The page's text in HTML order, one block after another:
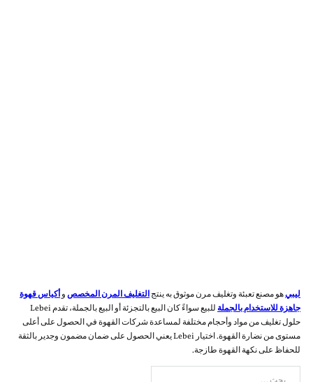
ليبيهو مصنع تعبئة وتغليف مرن موثوق به ينتجالتغليف المرن المخصصوأكياس قهوة
جاهزة للاستخدام بالجملة
للبيع سواءً كان البيع بالتجزئة أو البيع بالجملة، تقدم Lebei
حلول تغليف من مواد وأحجام مختلفة لمساعدة شركات القهوة في الحصول على أعلى
مستوى من نضارة القهوة. اختيار Lebei يعني الحصول على ضمان مضمون وجدير بالثقة
للحفاظ على نكهة القهوة طازجة.